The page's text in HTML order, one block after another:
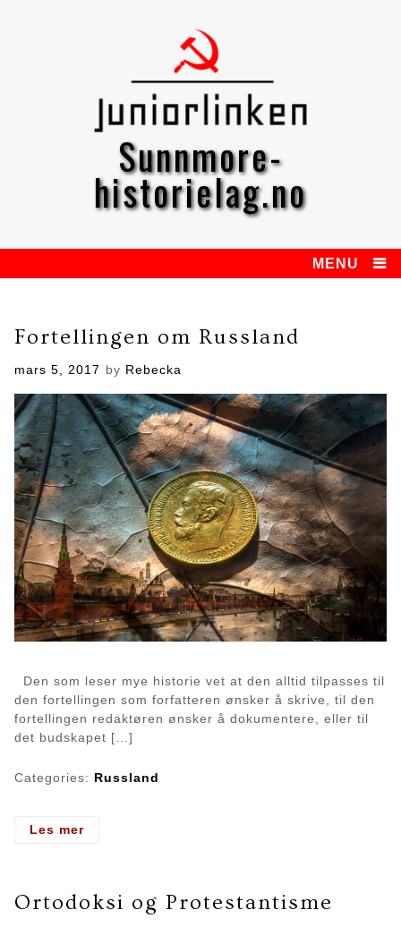
Sunnmore-
historielag.no
MENU
Fortellingen om Russland
Posted
mars 5, 2017 by Rebecka
Den som leser mye historie vet at den alltid tilpasses til
den fortellingen som forfatteren ønsker å skrive, til den
fortellingen redaktøren ønsker å dokumentere, eller til
det budskapet […]
Categories: Russland
Les mer- Fortellingen
Ortodoksi og Protestantisme